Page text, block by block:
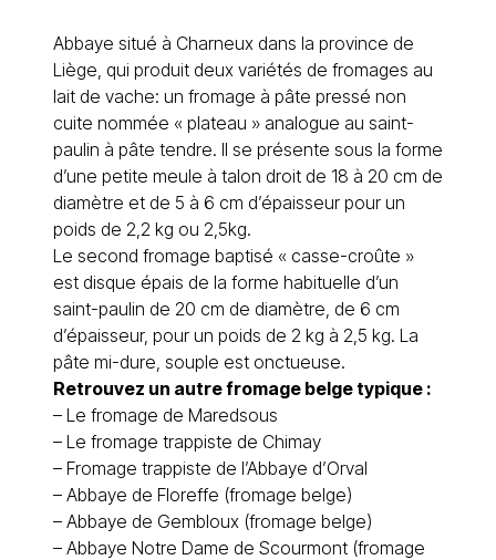
Abbaye situé à Charneux dans la province de
Liège, qui produit deux variétés de fromages au
lait de vache: un fromage à pâte pressé non
cuite nommée « plateau » analogue au saint-
paulin à pâte tendre. Il se présente sous la forme
d’une petite meule à talon droit de 18 à 20 cm de
diamètre et de 5 à 6 cm d’épaisseur pour un
poids de 2,2 kg ou 2,5kg.
Le second fromage baptisé « casse-croûte »
est disque épais de la forme habituelle d’un
saint-paulin de 20 cm de diamètre, de 6 cm
d’épaisseur, pour un poids de 2 kg à 2,5 kg. La
pâte mi-dure, souple est onctueuse.
Retrouvez un autre fromage belge typique :
– Le fromage de Maredsous
– Le fromage trappiste de Chimay
– Fromage trappiste de l’Abbaye d’Orval
– Abbaye de Floreffe (fromage belge)
– Abbaye de Gembloux (fromage belge)
– Abbaye Notre Dame de Scourmont (fromage